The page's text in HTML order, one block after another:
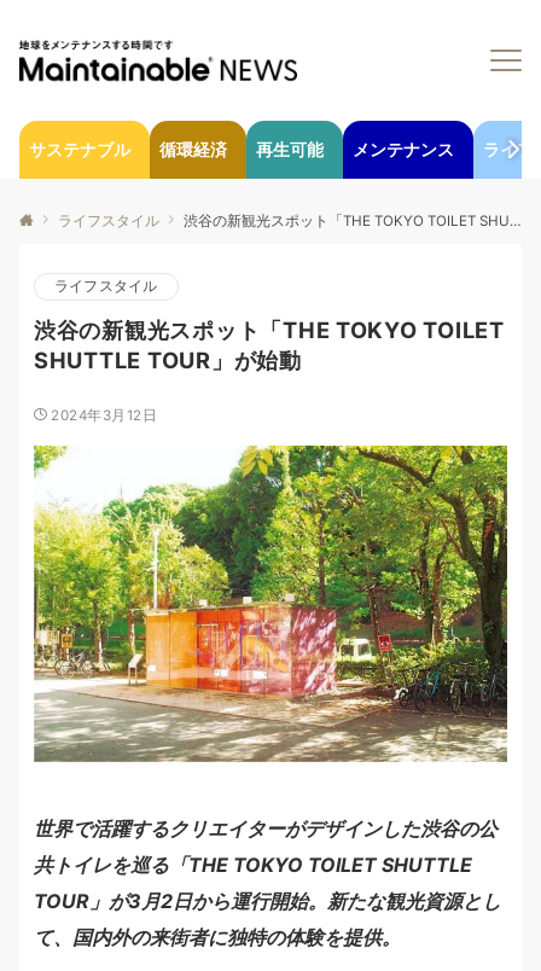
サステナブル 循環経済 再生可能 メンテナンス ライフ
ライフスタイル 渋谷の新観光スポット「THE TOKYO TOILET SHUTTLE TOUR」が始動
ライフスタイル
渋谷の新観光スポット「THE TOKYO TOILET
SHUTTLE TOUR」が始動
2024年3月12日
世界で活躍するクリエイターがデザインした渋谷の公
共トイレを巡る「THE TOKYO TOILET SHUTTLE
TOUR」が3月2日から運行開始。新たな観光資源とし
て、国内外の来街者に独特の体験を提供。